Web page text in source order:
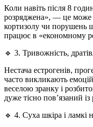
Коли навіть після 8
розряджена», — це може
кортизолу чи порушень
працює в «економному
🔹 3. Тривожність,
Нестача естрогенів,
часто викликають
веселою зранку і
дуже тісно пов’язаний
🔹 4. Суха шкіра і ламкі